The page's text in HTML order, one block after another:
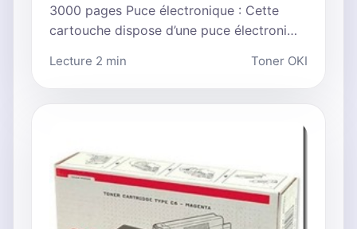
3000 pages Puce électronique : Cette
cartouche dispose d’une puce électroni…
Lecture 2 min Toner OKI